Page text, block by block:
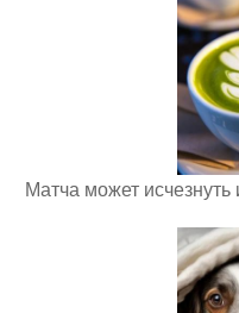
Матча может исчезнуть